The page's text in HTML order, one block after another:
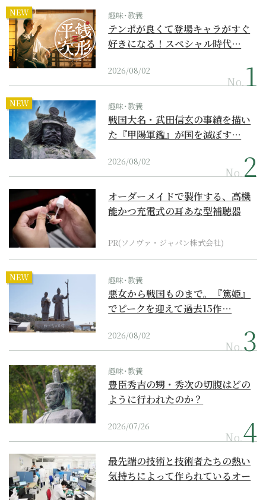
NEW 趣味･教養
テンポが良くて登場キャラがすぐ
好きになる！スペシャル時代…
2026/08/02
No.
NEW 趣味･教養
戦国大名・武田信玄の事績を描い
た『甲陽軍鑑』が国を滅ぼす…
2026/08/02
No.
オーダーメイドで製作する、高機
能かつ充電式の耳あな型補聴器
PR(ソノヴァ・ジャパン株式会社)
NEW 趣味･教養
悪女から戦国ものまで。『篤姫』
でピークを迎えて過去15作…
2026/08/02
No.
趣味･教養
豊臣秀吉の甥・秀次の切腹はどの
ように行われたのか？
2026/07/26
No.
最先端の技術と技術者たちの熱い
気持ちによって作られているオー